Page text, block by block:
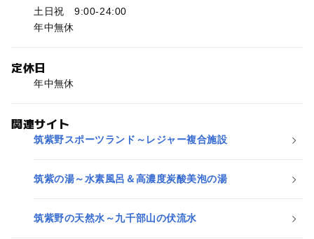
土日祝 9:00-24:00
年中無休
定休日
年中無休
関連サイト
筑紫野スポーツランド～レジャー複合施設
筑紫の湯～水素風呂＆高濃度炭酸美泡の湯
筑紫野の天然水～九千部山の伏流水